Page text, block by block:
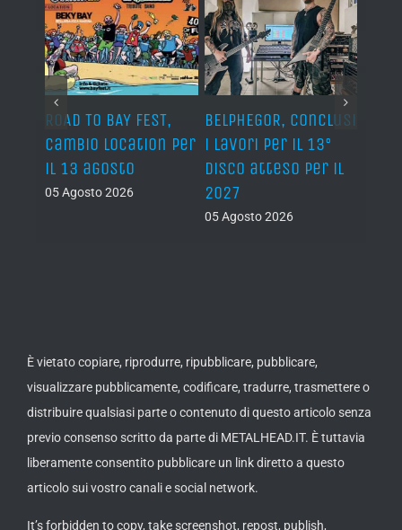
ROAD TO BAY FEST,
cambio location per
il 13 agosto
05 Agosto 2026
BELPHEGOR, conclusi
i lavori per il 13°
disco atteso per il
2027
05 Agosto 2026
È vietato copiare, riprodurre, ripubblicare, pubblicare,
visualizzare pubblicamente, codificare, tradurre, trasmettere o
distribuire qualsiasi parte o contenuto di questo articolo senza
previo consenso scritto da parte di METALHEAD.IT. È tuttavia
liberamente consentito pubblicare un link diretto a questo
articolo sui vostro canali e social network.
It’s forbidden to copy, take screenshot, repost, publish,